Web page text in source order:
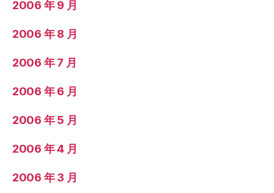
2006 年 9 月
2006 年 8 月
2006 年 7 月
2006 年 6 月
2006 年 5 月
2006 年 4 月
2006 年 3 月